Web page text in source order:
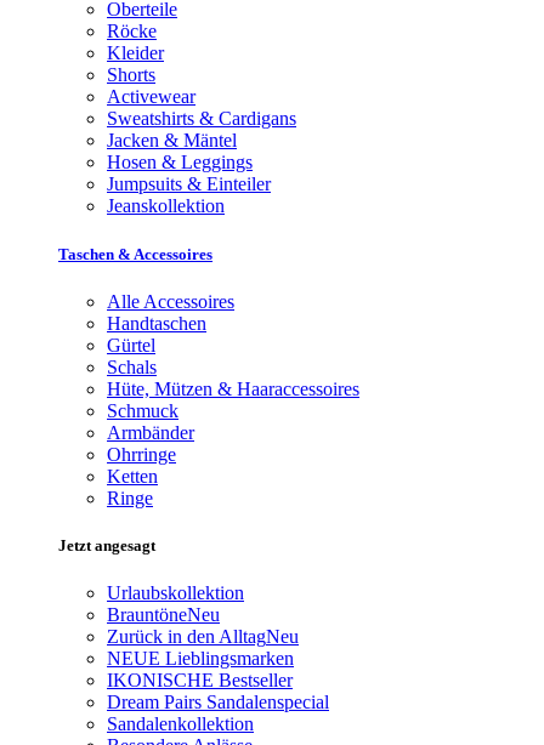
Oberteile
Röcke
Kleider
Shorts
Activewear
Sweatshirts & Cardigans
Jacken & Mäntel
Hosen & Leggings
Jumpsuits & Einteiler
Jeanskollektion
Taschen & Accessoires
Alle Accessoires
Handtaschen
Gürtel
Schals
Hüte, Mützen & Haaraccessoires
Schmuck
Armbänder
Ohrringe
Ketten
Ringe
Jetzt angesagt
Urlaubskollektion
BrauntöneNeu
Zurück in den AlltagNeu
NEUE Lieblingsmarken
IKONISCHE Bestseller
Dream Pairs Sandalenspecial
Sandalenkollektion